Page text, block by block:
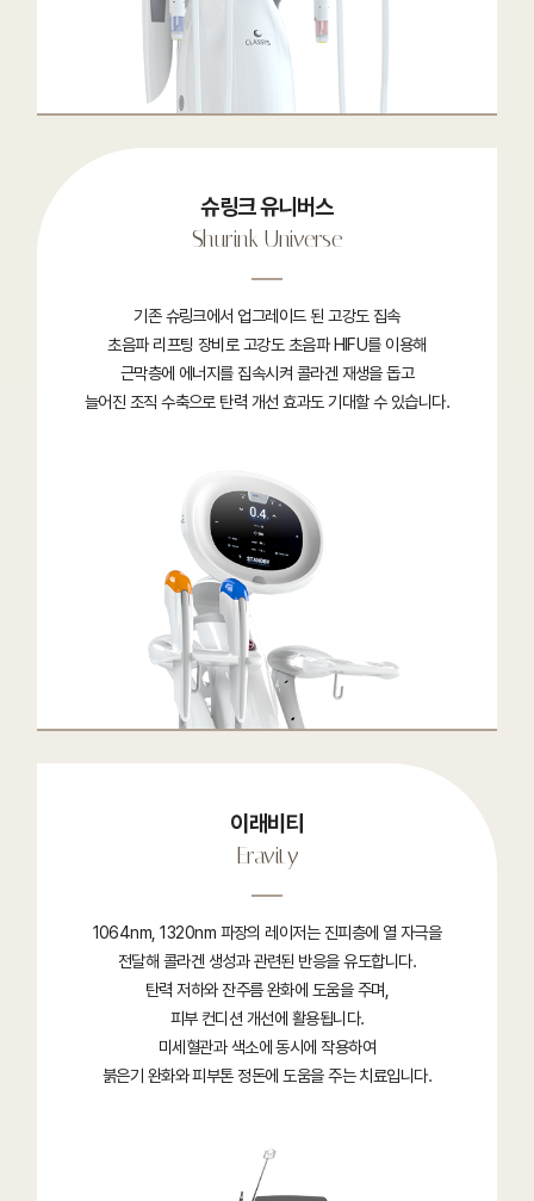
슈링크 유니버스
Shurink Universe
기존 슈링크에서 업그레이드 된 고강도 집속
초음파 리프팅 장비로 고강도 초음파 HIFU를 이용해
근막층에 에너지를 집속시켜 콜라겐 재생을 돕고
늘어진 조직 수축으로 탄력 개선 효과도 기대할 수 있습니다.
이래비티
Eravity
1064nm, 1320nm 파장의 레이저는 진피층에 열 자극을
전달해 콜라겐 생성과 관련된 반응을 유도합니다.
탄력 저하와 잔주름 완화에 도움을 주며,
피부 컨디션 개선에 활용됩니다.
미세혈관과 색소에 동시에 작용하여
붉은기 완화와 피부톤 정돈에 도움을 주는 치료입니다.